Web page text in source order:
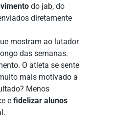
do jab, do
diretamente
mostram ao lutador
das semanas.
O atleta se sente
mais motivado a
Menos
e fidelizar alunos